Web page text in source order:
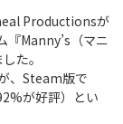
Productionsが
『Manny’s（マニ
た。
、Steam版で
が好評）とい